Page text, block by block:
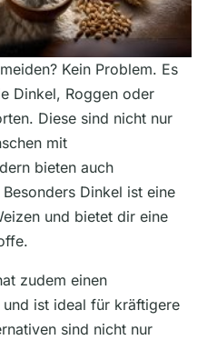
Kein Problem. Es
Dinkel, Roggen oder
Diese sind nicht nur
mit
bieten auch
Dinkel ist eine
und bietet dir eine
zudem einen
ist ideal für kräftigere
sind nicht nur